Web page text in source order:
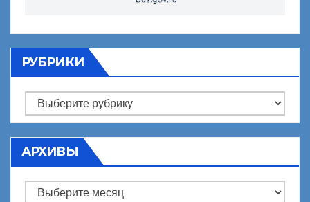
РУБРИКИ
Рубрики
АРХИВЫ
Архивы